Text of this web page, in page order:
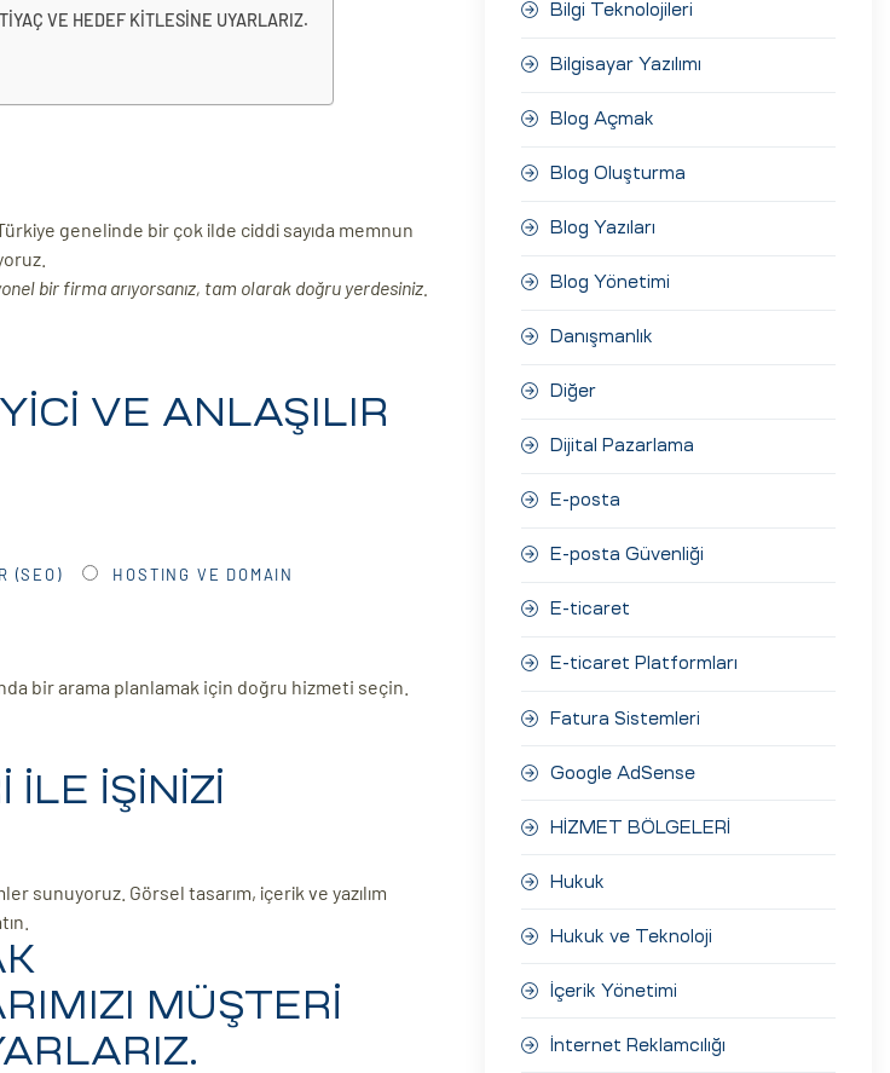
VE HEDEF KİTLESİNE UYARLARIZ.
genelinde bir çok ilde ciddi sayıda memnun
bir firma arıyorsanız, tam olarak doğru yerdesiniz.
VE ANLAŞILIR
(SEO) HOSTING VE DOMAIN
bir arama planlamak için doğru hizmeti seçin.
İŞİNİZİ
sunuyoruz. Görsel tasarım, içerik ve yazılım
MÜŞTERİ
Bilgi Teknolojileri
Bilgisayar Yazılımı
Blog Açmak
Blog Oluşturma
Blog Yazıları
Blog Yönetimi
Danışmanlık
Diğer
Dijital Pazarlama
E-posta
E-posta Güvenliği
E-ticaret
E-ticaret Platformları
Fatura Sistemleri
Google AdSense
HİZMET BÖLGELERİ
Hukuk
Hukuk ve Teknoloji
İçerik Yönetimi
İnternet Reklamcılığı